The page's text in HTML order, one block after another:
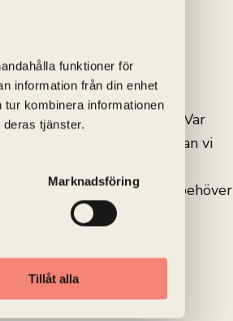
funktioner för
information från din enhet
kombinera informationen
tjänster.
Marknadsföring
Tillåt alla
tjänar pengar på din sajt? Var
Detta och mycket mer kan vi
utan att du behöver